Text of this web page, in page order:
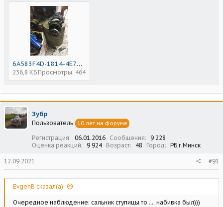
6A583F4D-1814-4E75-9974-640D813ACB28.jpeg
236,8 КБ Просмотры: 464
Зубр
Пользователь 10 лет на форуме
Регистрация 06.01.2016 Сообщения
9 228
Оценка реакций
9 924 Возраст 48 Город РБ,г.Минск
12.09.2021 #91
EvgenB сказал(а):
Очередное наблюдение: сальник ступицы то .... набивка был)))